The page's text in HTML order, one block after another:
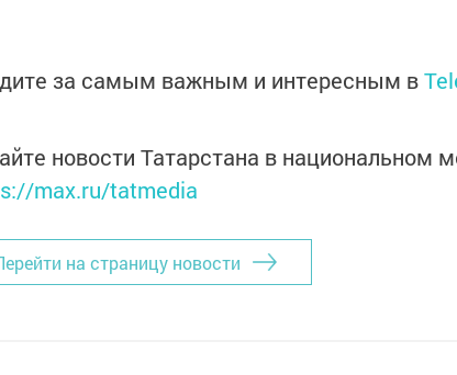
за самым важным и интересным в
новости Татарстана в национальном
max.ru/tatmedia
на страницу новости